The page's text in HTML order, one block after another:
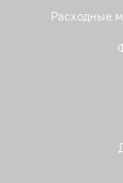
Расходные